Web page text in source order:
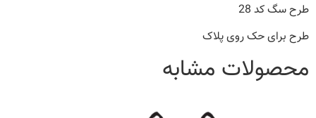
طرح سگ کد 28
طرح برای حک روی پلاک
محصولات مشابه